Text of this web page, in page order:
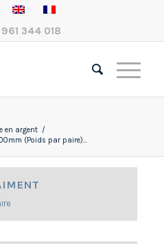
344 018
en argent /
(Poids par paire)...